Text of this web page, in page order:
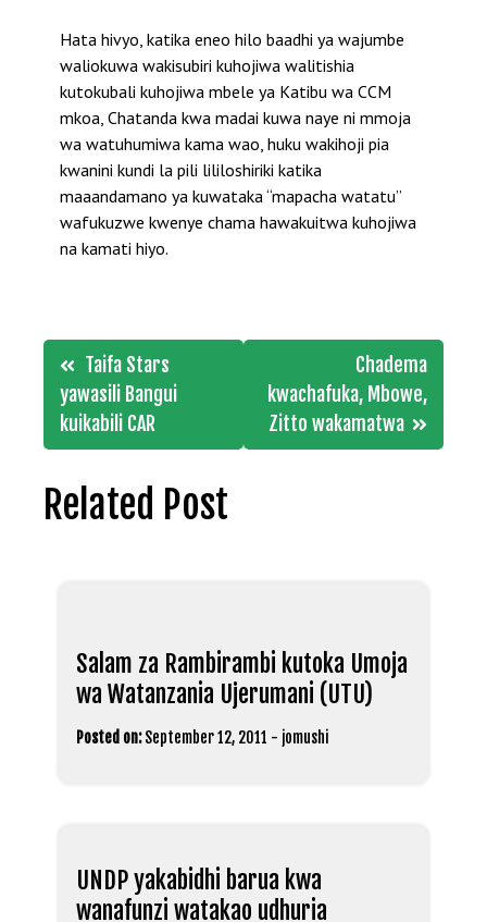
Hata hivyo, katika eneo hilo baadhi ya wajumbe
waliokuwa wakisubiri kuhojiwa walitishia
kutokubali kuhojiwa mbele ya Katibu wa CCM
mkoa, Chatanda kwa madai kuwa naye ni mmoja
wa watuhumiwa kama wao, huku wakihoji pia
kwanini kundi la pili lililoshiriki katika
maaandamano ya kuwataka “mapacha watatu”
wafukuzwe kwenye chama hawakuitwa kuhojiwa
na kamati hiyo.
Post
navigation
Taifa Stars
yawasili Bangui
kuikabili CAR
Chadema
kwachafuka, Mbowe,
Zitto wakamatwa
Related Post
Salam za Rambirambi kutoka Umoja
wa Watanzania Ujerumani (UTU)
Posted on: September 12, 2011 - jomushi
UNDP yakabidhi barua kwa
wanafunzi watakao udhuria